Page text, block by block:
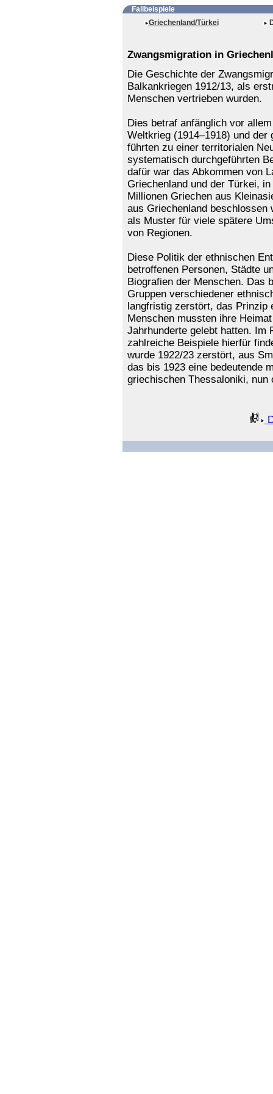
Fallbeispiele
Griechenland/Türkei
Zwangsmigration in
Die Geschichte der
Balkankriegen 1912/13, als
Menschen vertrieben wurden.
Dies betraf anfänglich vor
Weltkrieg (1914–1918) und
führten zu einer territorialen
systematisch durchgeführten
dafür war das Abkommen von
Griechenland und der Türkei,
Millionen Griechen aus
aus Griechenland beschlossen
als Muster für viele spätere
von Regionen.
Diese Politik der ethnischen
betroffenen Personen, Städte
Biografien der Menschen. Das
Gruppen verschiedener
langfristig zerstört, das Prinzip
Menschen mussten ihre
Jahrhunderte gelebt hatten. Im
zahlreiche Beispiele hierfür
wurde 1922/23 zerstört, aus
das bis 1923 eine bedeutende
griechischen Thessaloniki, nun